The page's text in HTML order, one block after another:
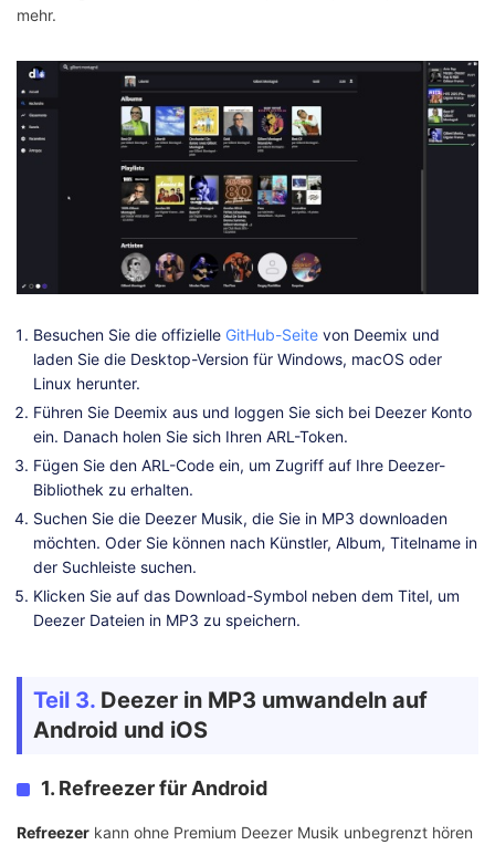
mehr.
Besuchen Sie die offizielle GitHub-Seite von Deemix und
laden Sie die Desktop-Version für Windows, macOS oder
Linux herunter.
Führen Sie Deemix aus und loggen Sie sich bei Deezer Konto
ein. Danach holen Sie sich Ihren ARL-Token.
Fügen Sie den ARL-Code ein, um Zugriff auf Ihre Deezer-
Bibliothek zu erhalten.
Suchen Sie die Deezer Musik, die Sie in MP3 downloaden
möchten. Oder Sie können nach Künstler, Album, Titelname in
der Suchleiste suchen.
Klicken Sie auf das Download-Symbol neben dem Titel, um
Deezer Dateien in MP3 zu speichern.
Teil 3. Deezer in MP3 umwandeln auf
Android und iOS
1. Refreezer für Android
Refreezer kann ohne Premium Deezer Musik unbegrenzt hören